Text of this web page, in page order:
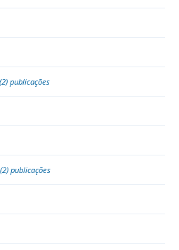
(2) publicações
(2) publicações